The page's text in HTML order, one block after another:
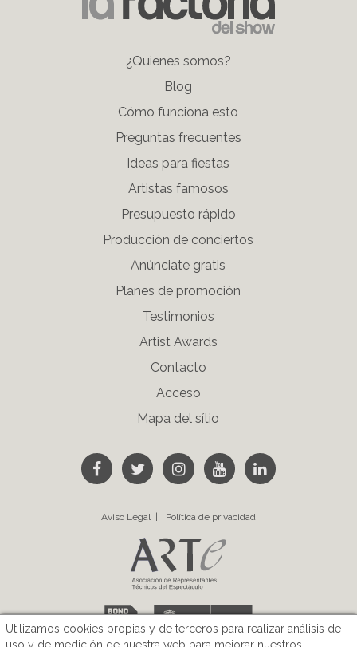
Utilizamos cookies propias y de terceros para realizar análisis de
¿Quienes somos?
Blog
Cómo funciona esto
Preguntas frecuentes
Ideas para fiestas
Artistas famosos
Presupuesto rápido
Producción de conciertos
Anúnciate gratis
Planes de promoción
Testimonios
Artist Awards
Contacto
Acceso
Mapa del sítio
Siguenos en Facebook
Siguenos en Twitter
Siguenos en Instagram
Visita nuestro canal
Linkedin
Aviso Legal Política de privacidad